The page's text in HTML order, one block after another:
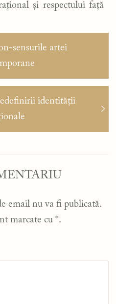
și respectului față
sensurile artei
identității
email nu va fi publicată.
marcate cu *.